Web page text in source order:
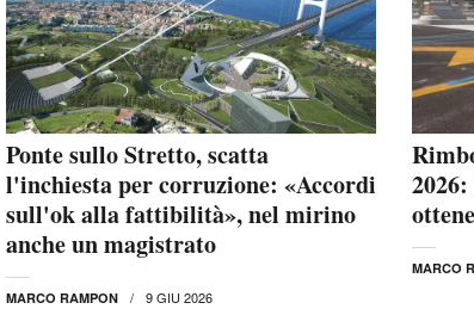
Ponte sullo Stretto, scatta
l'inchiesta per corruzione: «Accordi
sull'ok alla fattibilità», nel mirino
anche un magistrato
MARCO RAMPON 9 GIU 2026
MARCO